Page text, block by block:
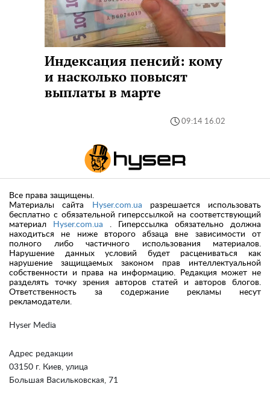
Индексация пенсий: кому
и насколько повысят
выплаты в марте
09:14 16.02
Hyser Media
Адрес редакции
03150 г. Киев, улица
Большая Васильковская, 71
Все права защищены.
Материалы сайта
Hyser.com.ua разрешается использовать
бесплатно с обязательной гиперссылкой на соответствующий
материал
Hyser.com.ua . Гиперссылка обязательно должна
находиться не ниже второго абзаца вне зависимости от
полного либо частичного использования материалов.
Нарушение данных условий будет расцениваться как
нарушение защищаемых законом прав интеллектуальной
собственности и права на информацию. Редакция может не
разделять точку зрения авторов статей и авторов блогов.
Ответственность за содержание рекламы несут
рекламодатели.